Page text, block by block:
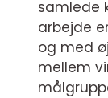
samlede
arbejde
og med
mellem